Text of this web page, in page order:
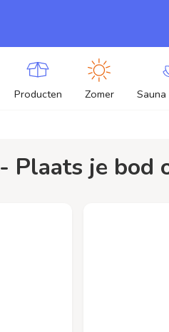
Producten Zomer
- Plaats je